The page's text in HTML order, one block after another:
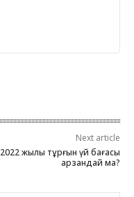
Next article
2022 жылы тұрғын үй бағасы
арзандай ма?